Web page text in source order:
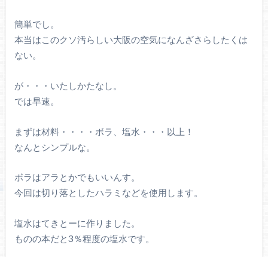
簡単でし。
本当はこのクソ汚らしい大阪の空気になんざさらしたくは
ない。
が・・・いたしかたなし。
では早速。
まずは材料・・・・ボラ、塩水・・・以上！
なんとシンプルな。
ボラはアラとかでもいいんす。
今回は切り落としたハラミなどを使用します。
塩水はてきとーに作りました。
ものの本だと3％程度の塩水です。